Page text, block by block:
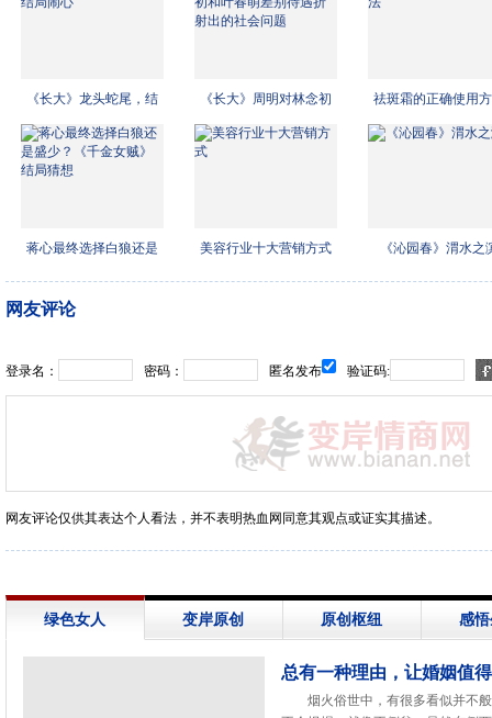
《长大》龙头蛇尾，结
《长大》周明对林念初
祛斑霜的正确使用
蒋心最终选择白狼还是
美容行业十大营销方式 《沁园春》渭水之
网友评论
登录名： 密码： 匿名发布 验证码:
网友评论仅供其表达个人看法，并不表明热血网同意其观点或证实其描述。
绿色女人 变岸原创 原创枢纽 感
总有一种理由，让婚姻值
烟火俗世中，有很多看似并不